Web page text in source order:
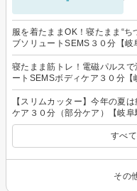
服を着たままOK！寝たまま“
ブソリュートSEMS３０分【岐
寝たまま筋トレ！電磁パルス
ートSEMSボディケア３０分【
【スリムカッター】今年の夏
ケア３０分（部分ケア）【岐阜
すべ
その